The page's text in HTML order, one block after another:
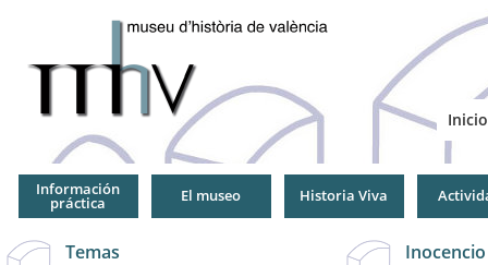
Inicio
Información
práctica El museo Historia Viva
Temas